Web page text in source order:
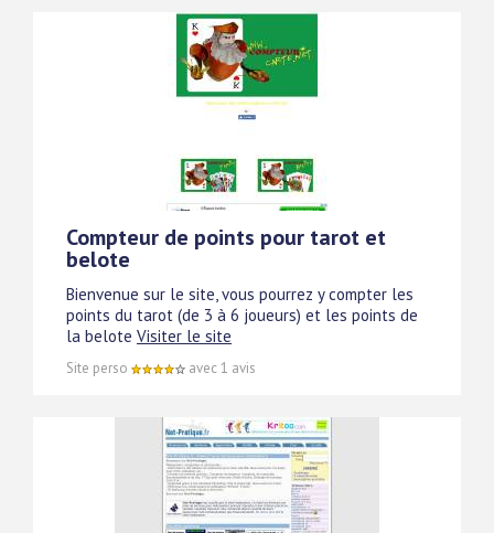
Compteur de points pour tarot et
belote
Bienvenue sur le site, vous pourrez y compter les
points du tarot (de 3 à 6 joueurs) et les points de
la belote Visiter le site
Site perso avec 1 avis